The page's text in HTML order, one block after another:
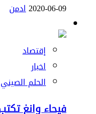
2020-06-09ادمن
إقتصاد
اخبار
الحلم الصيني
فيحاء وانغ